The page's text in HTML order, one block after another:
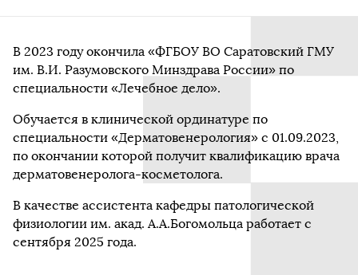
В 2023 году окончила «ФГБОУ ВО Саратовский ГМУ
им. В.И. Разумовского Минздрава России» по
специальности «Лечебное дело».
Обучается в клинической ординатуре по
специальности «Дерматовенерология» с 01.09.2023,
по окончании которой получит квалификацию врача
дерматовенеролога-косметолога.
В качестве ассистента кафедры патологической
физиологии им. акад. А.А.Богомольца работает с
сентября 2025 года.